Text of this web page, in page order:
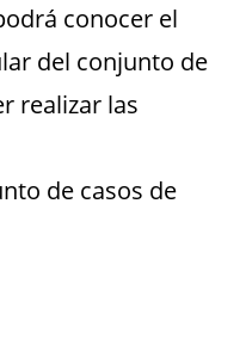
conocer el
del conjunto de
realizar las
de casos de